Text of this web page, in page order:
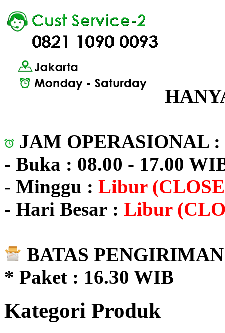
JAM OPERASIONAL :
- Buka : 08.00 - 17.00
- Minggu : Libur
- Hari Besar : Libur
BATAS
* Paket : 16.30 WIB
Kategori Produk